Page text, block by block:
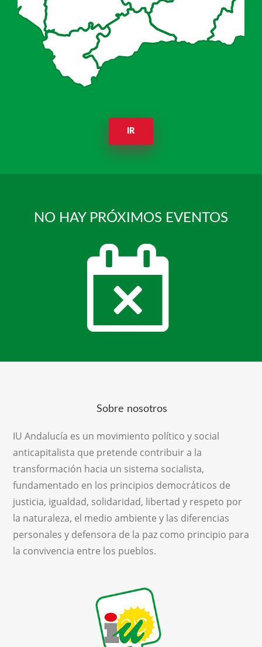
IR
NO HAY PRÓXIMOS EVENTOS
Sobre nosotros
IU Andalucía es un movimiento político y social
anticapitalista que pretende contribuir a la
transformación hacia un sistema socialista,
fundamentado en los principios democráticos de
justicia, igualdad, solidaridad, libertad y respeto por
la naturaleza, el medio ambiente y las diferencias
personales y defensora de la paz como principio para
la convivencia entre los pueblos.